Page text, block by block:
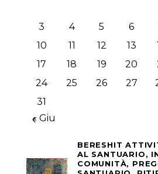
3
4 5 6
10
11 12 13
17
18 19 20
24
25 26 27
31
« Giu
BERESHIT
AL SANTUARIO,
COMUNITÀ,